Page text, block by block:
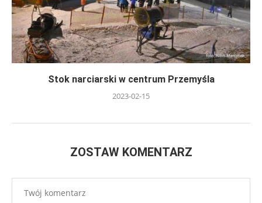
Stok narciarski w centrum Przemyśla
2023-02-15
ZOSTAW KOMENTARZ